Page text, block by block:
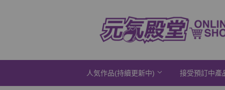
人気作品(持續更新中) 接受預訂中產